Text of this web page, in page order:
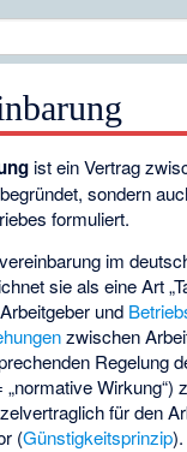
ist ein Vertrag
sondern
formuliert.
im
sie als eine Art
und
zwischen
Regelung
für den
(Günstigkeitsprinzip).